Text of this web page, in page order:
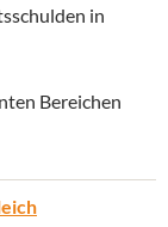
in
Bereichen